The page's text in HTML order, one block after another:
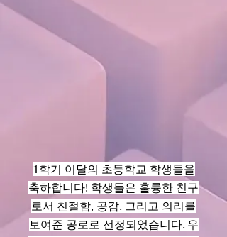
1학기 이달의 초등학교 학생들을
축하합니다! 학생들은 훌륭한 친구
로서 친절함, 공감, 그리고 의리를
보여준 공로로 선정되었습니다. 우